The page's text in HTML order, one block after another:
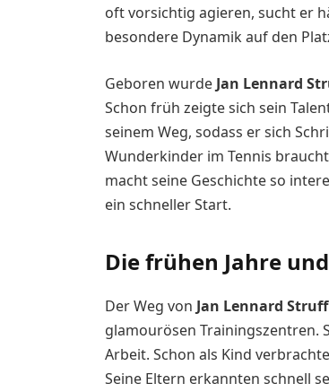
oft vorsichtig agieren, sucht er
besondere Dynamik auf den
Geboren wurde Jan Lennard
Schon früh zeigte sich sein
seinem Weg, sodass er sich
Wunderkinder im Tennis
macht seine Geschichte so
ein schneller Start.
Die frühen Jahre
Der Weg von Jan Lennard Struff
glamourösen Trainingszentren.
Arbeit. Schon als Kind
Seine Eltern erkannten schnell